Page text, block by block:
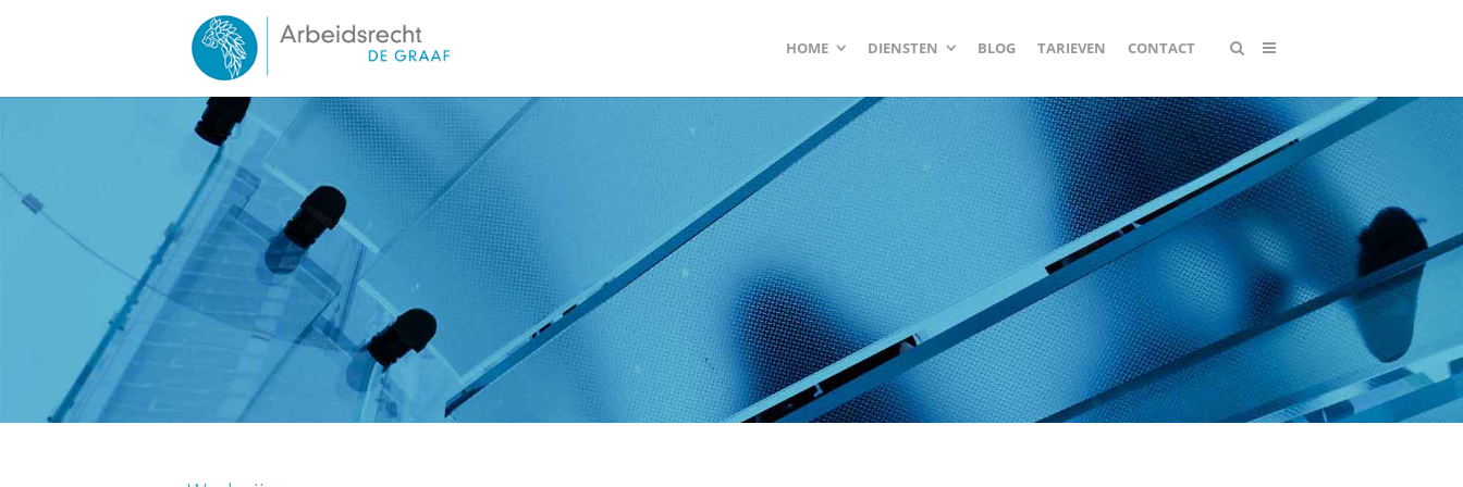
HOME DIENSTEN BLOG TARIEVEN CONTACT